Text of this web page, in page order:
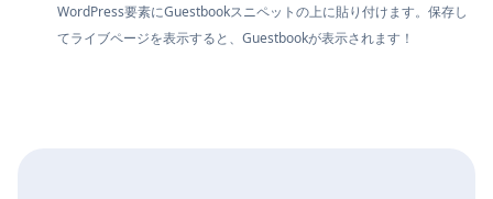
WordPress要素にGuestbookスニペットの上に貼り付けます。保存し
てライブページを表示すると、Guestbookが表示されます！